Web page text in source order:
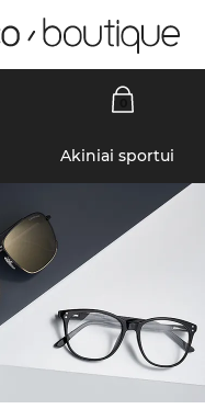
Akiniai sportui